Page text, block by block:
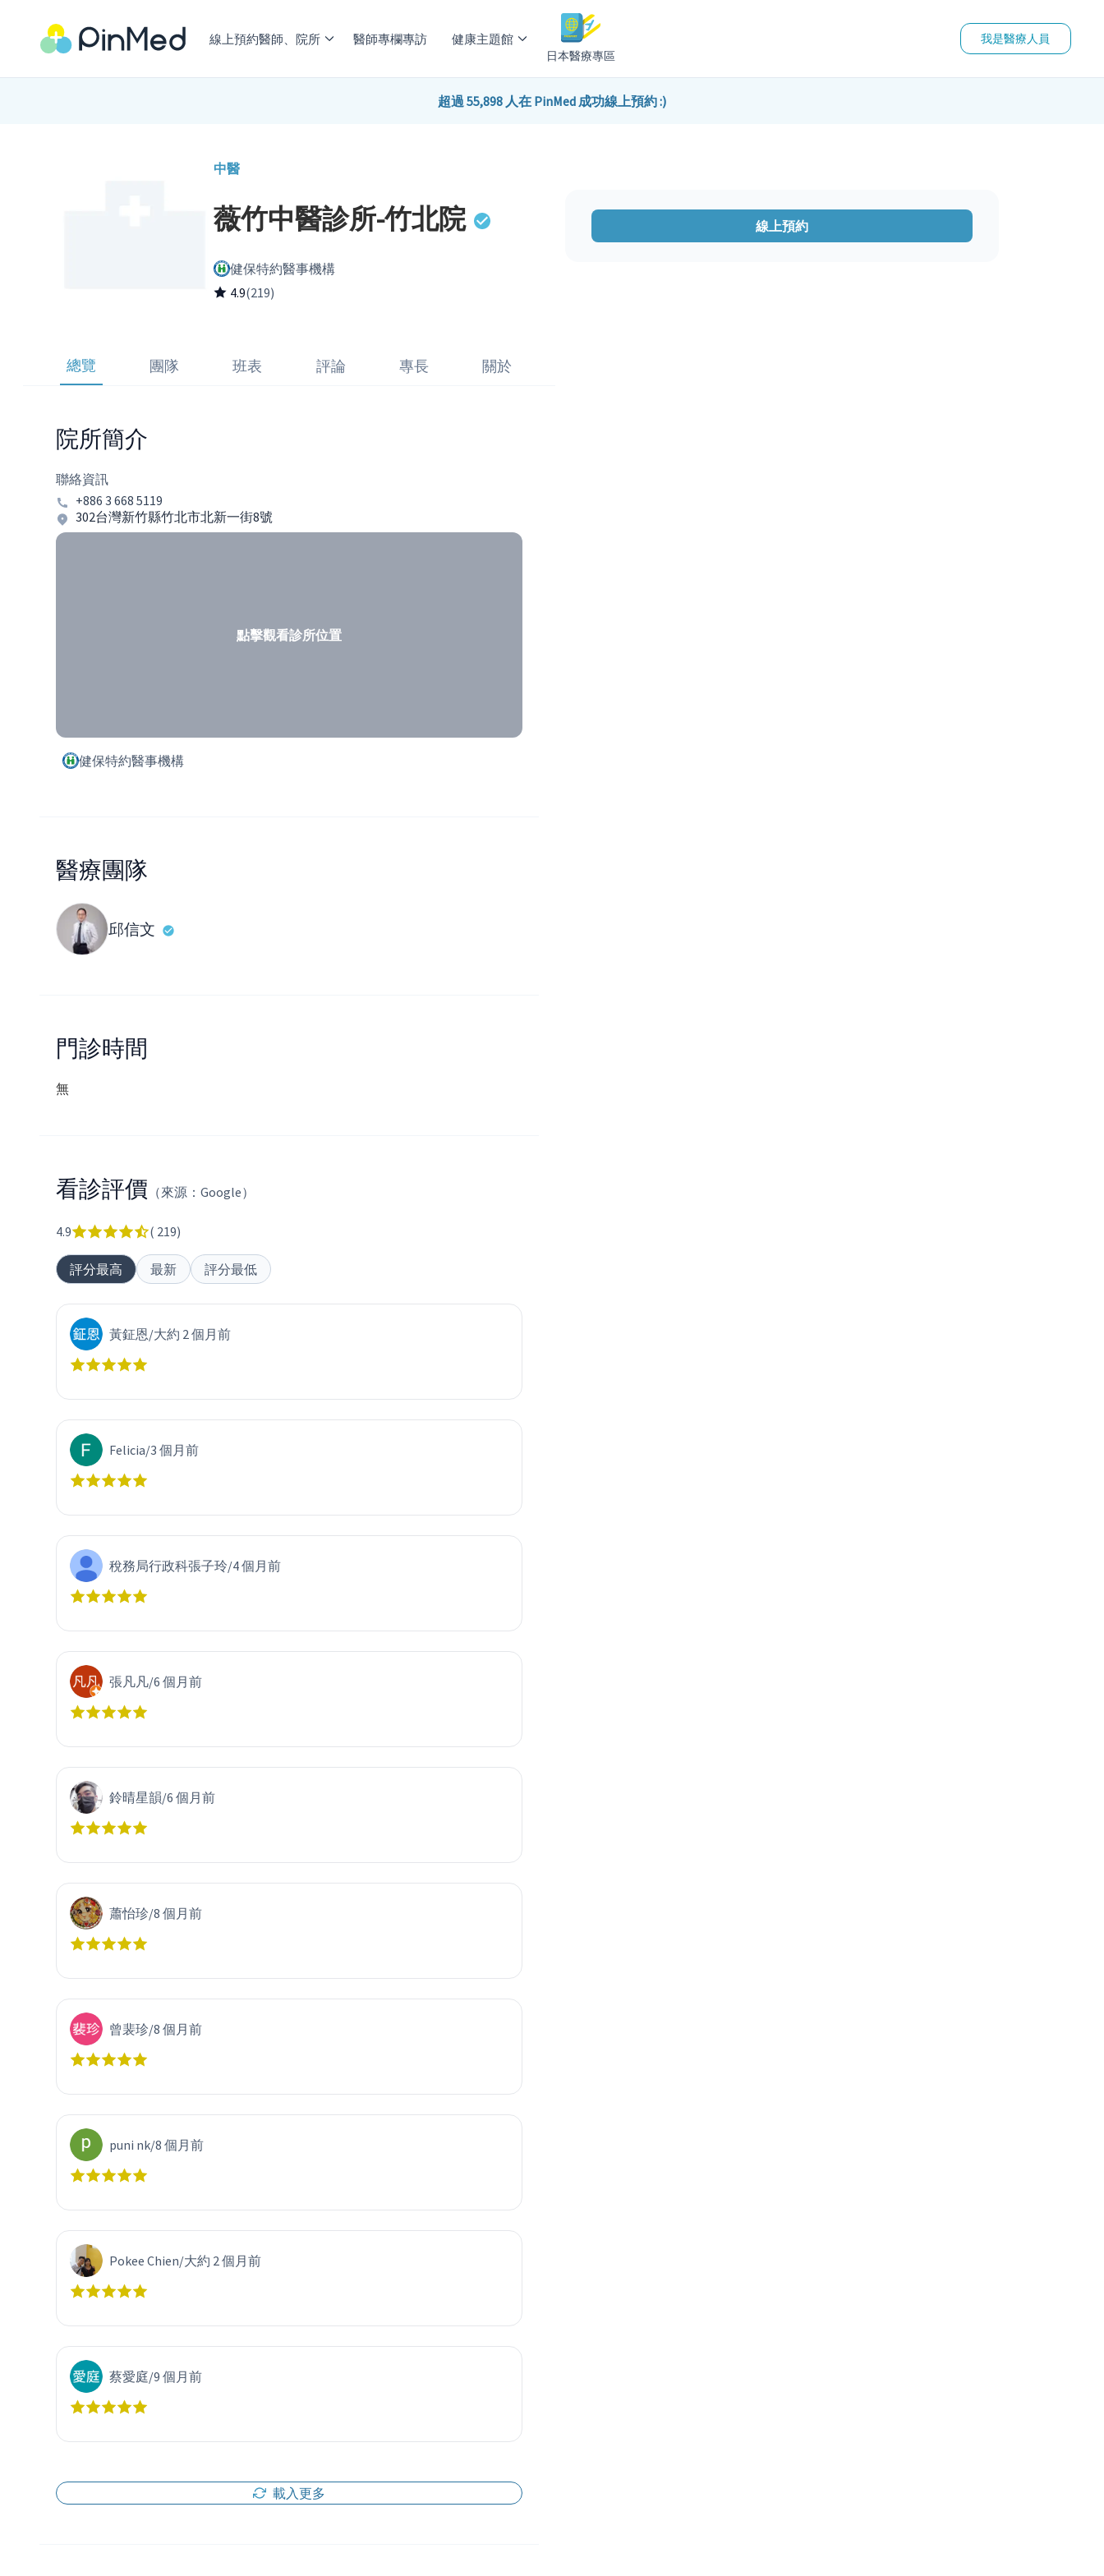
線上預約醫師、院所 醫師專欄專訪 健康主題館
日本醫療專區
我是醫療人員
超過 55,898 人在 PinMed 成功線上預約 :)
中醫
薇竹中醫診所-竹北院
健保特約醫事機構
4.9(219)
總覽 團隊 班表 評論 專長 關於
院所簡介
聯絡資訊
+886 3 668 5119
302台灣新竹縣竹北市北新一街8號
點擊觀看診所位置
健保特約醫事機構
醫療團隊
邱信文
門診時間
無
看診評價 （來源：Google）
4.9 ( 219)
評分最高 最新 評分最低
黃鉦恩/大約 2 個月前
Felicia/3 個月前
稅務局行政科張子玲/4 個月前
張凡凡/6 個月前
鈴晴星韻/6 個月前
蕭怡珍/8 個月前
曾裴珍/8 個月前
puni nk/8 個月前
Pokee Chien/大約 2 個月前
蔡愛庭/9 個月前
載入更多
線上預約